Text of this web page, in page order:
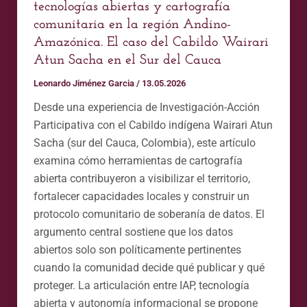
tecnologías abiertas y cartografía
comunitaria en la región Andino-
Amazónica. El caso del Cabildo Wairari
Atun Sacha en el Sur del Cauca
Leonardo Jiménez Garcia / 13.05.2026
Desde una experiencia de Investigación-Acción
Participativa con el Cabildo indígena Wairari Atun
Sacha (sur del Cauca, Colombia), este artículo
examina cómo herramientas de cartografía
abierta contribuyeron a visibilizar el territorio,
fortalecer capacidades locales y construir un
protocolo comunitario de soberanía de datos. El
argumento central sostiene que los datos
abiertos solo son políticamente pertinentes
cuando la comunidad decide qué publicar y qué
proteger. La articulación entre IAP, tecnología
abierta y autonomía informacional se propone
del
Cauca